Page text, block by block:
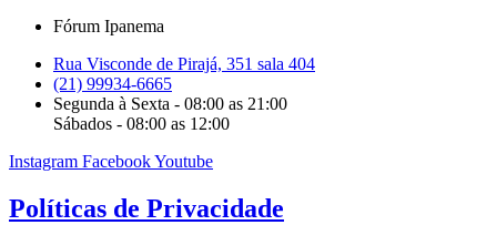
Fórum Ipanema
Rua Visconde de Pirajá, 351 sala 404
(21) 99934-6665
Segunda à Sexta - 08:00 as 21:00
Sábados - 08:00 as 12:00
Instagram FacebookYoutube
Políticas de Privacidade